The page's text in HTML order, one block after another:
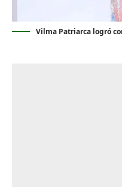
Vilma Patriarca logró